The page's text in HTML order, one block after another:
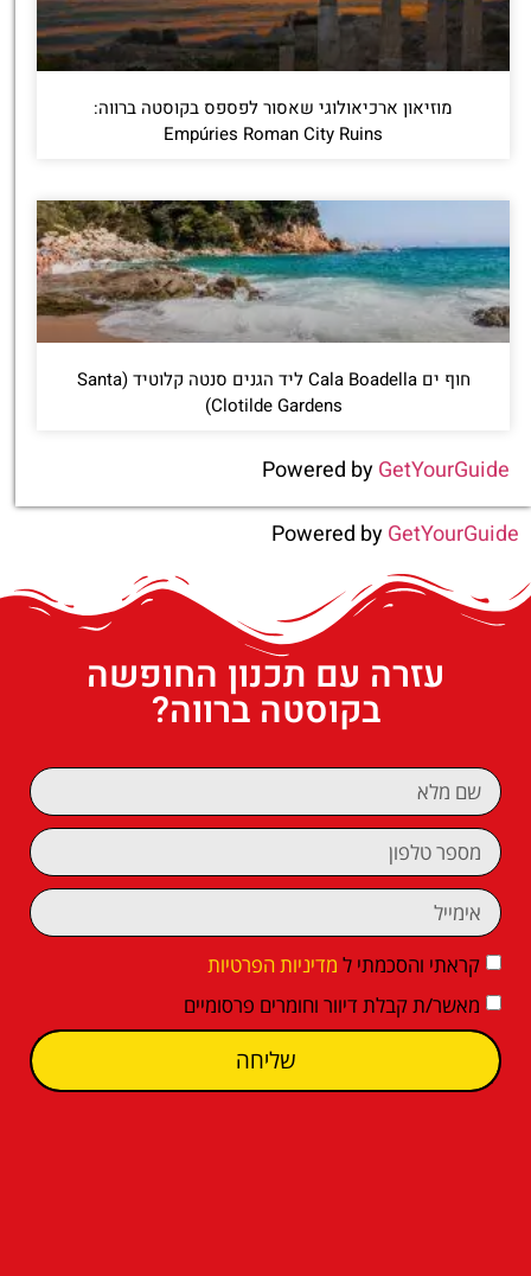
מוזיאון ארכיאולוגי שאסור לפספס בקוסטה ברווה:
Empúries Roman City Ruins
חוף ים Cala Boadella ליד הגנים סנטה קלוטיד (Santa
Clotilde Gardens)
Powered byGetYourGuide
Powered byGetYourGuide
עזרה עם תכנון החופשה
בקוסטה ברווה?
קראתי והסכמתי ל מדיניות הפרטיות
מאשר/ת קבלת דיוור וחומרים פרסומיים
שליחה